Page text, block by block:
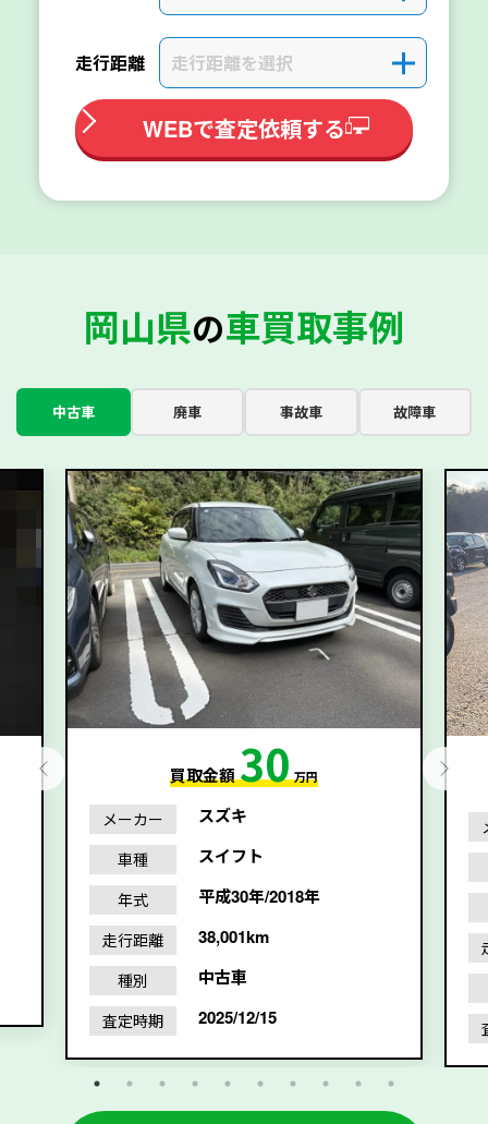
走行距離 走行距離を選択 ＋
WEBで査定依頼する
岡山県の車買取事例
中古車 廃車 事故車 故障車
買取金額30 万円
メーカー スズキ
車種 スイフト
年式 平成30年/2018年
走行距離 38,001km
種別 中古車
査定時期 2025/12/15